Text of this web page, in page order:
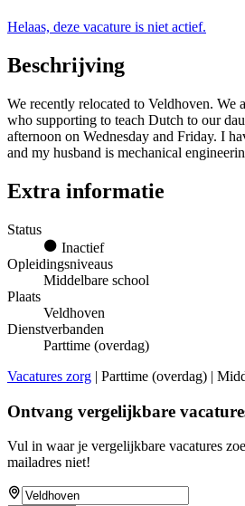
Helaas, deze vacature is niet actief.
Beschrijving
We recently relocated to Veldhoven. We
who supporting to teach Dutch to our
afternoon on Wednesday and Friday. I
and my husband is mechanical
Extra informatie
Status
Inactief
Opleidingsniveaus
Middelbare school
Plaats
Veldhoven
Dienstverbanden
Parttime (overdag)
Vacatures zorg | Parttime (overdag) |
Ontvang vergelijkbare
Vul in waar je vergelijkbare vacatures
mailadres niet!